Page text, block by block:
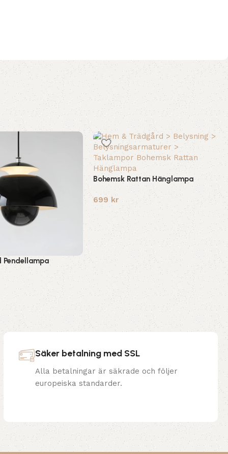
Pendellampa
Bohemsk Rattan Hänglampa
699 kr
Säker betalning med SSL
Alla betalningar är säkrade och följer
europeiska standarder.